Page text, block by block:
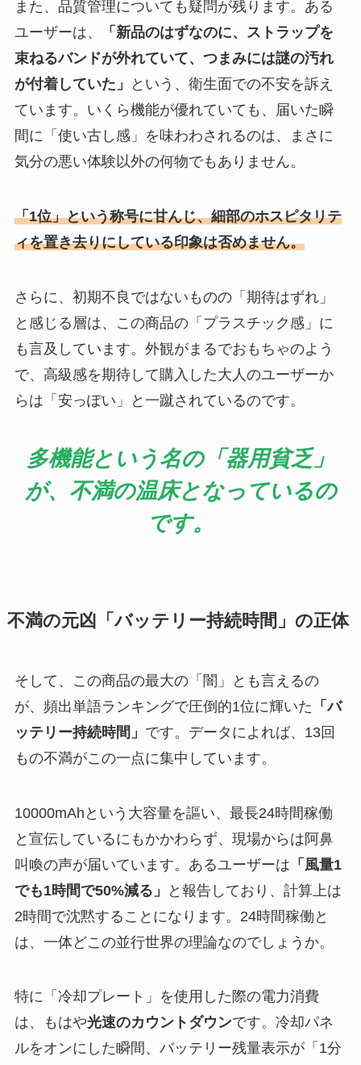
また、品質管理についても疑問が残ります。ある
ユーザーは、
「新品のはずなのに、ストラップを
束ねるバンドが外れていて、つまみには謎の汚れ
が付着していた」
という、衛生面での不安を訴え
ています。いくら機能が優れていても、届いた瞬
間に「使い古し感」を味わわされるのは、まさに
気分の悪い体験以外の何物でもありません。
「1位」という称号に甘んじ、細部のホスピタリテ
ィを置き去りにしている印象は否めません。
さらに、初期不良ではないものの「期待はずれ」
と感じる層は、この商品の「プラスチック感」に
も言及しています。外観がまるでおもちゃのよう
で、高級感を期待して購入した大人のユーザーか
らは「安っぽい」と一蹴されているのです。
多機能という名の「器用貧乏」
が、不満の温床となっているの
です。
不満の元凶「バッテリー持続時間」の正体
そして、この商品の最大の「闇」とも言えるの
が、頻出単語ランキングで圧倒的1位に輝いた 「バ
ッテリー持続時間」 です。データによれば、13回
もの不満がこの一点に集中しています。
10000mAhという大容量を謳い、最長24時間稼働
と宣伝しているにもかかわらず、現場からは阿鼻
叫喚の声が届いています。あるユーザーは 「風量1
でも1時間で50%減る」
と報告しており、計算上は
2時間で沈黙することになります。24時間稼働と
は、一体どこの並行世界の理論なのでしょうか。
特に「冷却プレート」を使用した際の電力消費
は、もはや光速のカウントダウンです。冷却パネ
ルをオンにした瞬間、バッテリー残量表示が「1分